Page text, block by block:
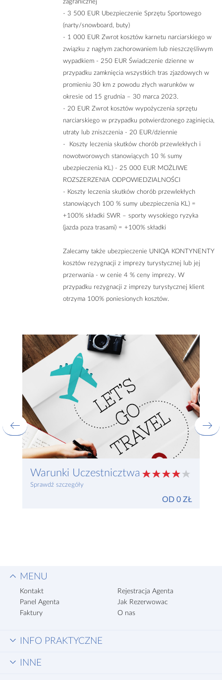
zagranicznej
- 3 500 EUR Ubezpieczenie Sprzętu Sportowego
(narty/snowboard, buty)
- 1 000 EUR Zwrot kosztów karnetu narciarskiego w
związku z nagłym zachorowaniem lub nieszczęśliwym
wypadkiem - 250 EUR Świadczenie dzienne w
przypadku zamknięcia wszystkich tras zjazdowych w
promieniu 30 km z powodu złych warunków w
okresie od 15 grudnia – 30 marca 2023.
- 20 EUR Zwrot kosztów wypożyczenia sprzętu
narciarskiego w przypadku potwierdzonego zaginięcia,
utraty lub zniszczenia - 20 EUR/dziennie
- Koszty leczenia skutków chorób przewlekłych i
nowotworowych stanowiących 10 % sumy
ubezpieczenia KL) - 25 000 EUR MOŻLIWE
ROZSZERZENIA ODPOWIEDZIALNOŚCI
- Koszty leczenia skutków chorób przewlekłych
stanowiących 100 % sumy ubezpieczenia KL) =
+100% składki SWR – sporty wysokiego ryzyka
(jazda poza trasami) = +100% składki
Zalecamy także ubezpieczenie UNIQA KONTYNENTY
kosztów rezygnacji z imprezy turystycznej lub jej
przerwania - w cenie 4 % ceny imprezy. W
przypadku rezygnacji z imprezy turystycznej klient
otrzyma 100% poniesionych kosztów.
Warunki Uczestnicztwa
Sprawdź szczegóły
OD 0 ZŁ
MENU
Kontakt
Rejestracja Agenta
Panel Agenta
Jak Rezerwowac
Faktury
O nas
INFO PRAKTYCZNE
INNE